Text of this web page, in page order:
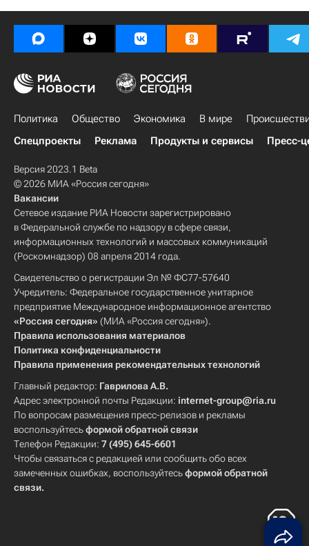
Политика Общество Экономика В мире
Спецпроекты
Реклама Продукты и сервисы Пресс-
Версия 2023.1 Beta
© 2026 МИА «Россия сегодня»
Вакансии
Сетевое издание РИА Новости зарегистрировано
в Федеральной службе по надзору в сфере связи,
информационных технологий и массовых коммуникаций
(Роскомнадзор) 08 апреля 2014 года.
Свидетельство о регистрации Эл № ФС77-57640
Учредитель: Федеральное государственное унитарное
предприятие Международное информационное агентство
«Россия сегодня» (МИА «Россия сегодня»).
Правила использования материалов
Политика конфиденциальности
Правила применения рекомендательных технологий
Главный редактор: Гаврилова А.В.
Адрес электронной почты Редакции: internet-group@ria.ru
По вопросам размещения пресс-релизов и рекламы
воспользуйтесьформой обратной связи
Телефон Редакции: 7 (495) 645-6601
Чтобы связаться с редакцией или сообщить обо всех
замеченных ошибках, воспользуйтесьформой обратной
связи.